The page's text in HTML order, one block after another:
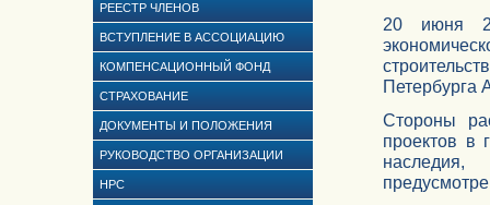
РЕЕСТР ЧЛЕНОВ
ВСТУПЛЕНИЕ В АССОЦИАЦИЮ
КОМПЕНСАЦИОННЫЙ ФОНД
СТРАХОВАНИЕ
ДОКУМЕНТЫ И ПОЛОЖЕНИЯ
РУКОВОДСТВО ОРГАНИЗАЦИИ
НРС
20 июня
Петербурга
Стороны
проектов в